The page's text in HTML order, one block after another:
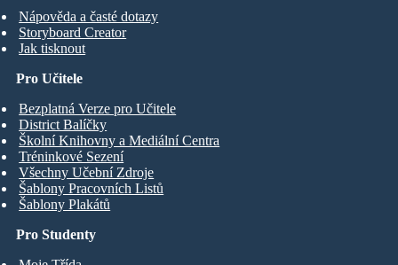
Nápověda a časté dotazy
Storyboard Creator
Jak tisknout
Pro Studenty
Pro Učitele
Bezplatná Verze pro Učitele
District Balíčky
Školní Knihovny a Mediální Centra
Tréninkové Sezení
Všechny Učební Zdroje
Šablony Pracovních Listů
Šablony Plakátů